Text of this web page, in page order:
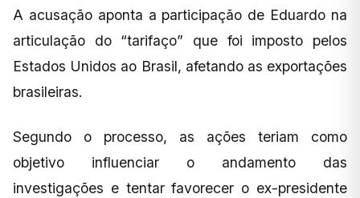
A acusação aponta a participação de Eduardo na
articulação do “tarifaço” que foi imposto pelos
Estados Unidos ao Brasil, afetando as exportações
brasileiras.
Segundo o processo, as ações teriam como
objetivo influenciar o andamento das
investigações e tentar favorecer o ex-presidente